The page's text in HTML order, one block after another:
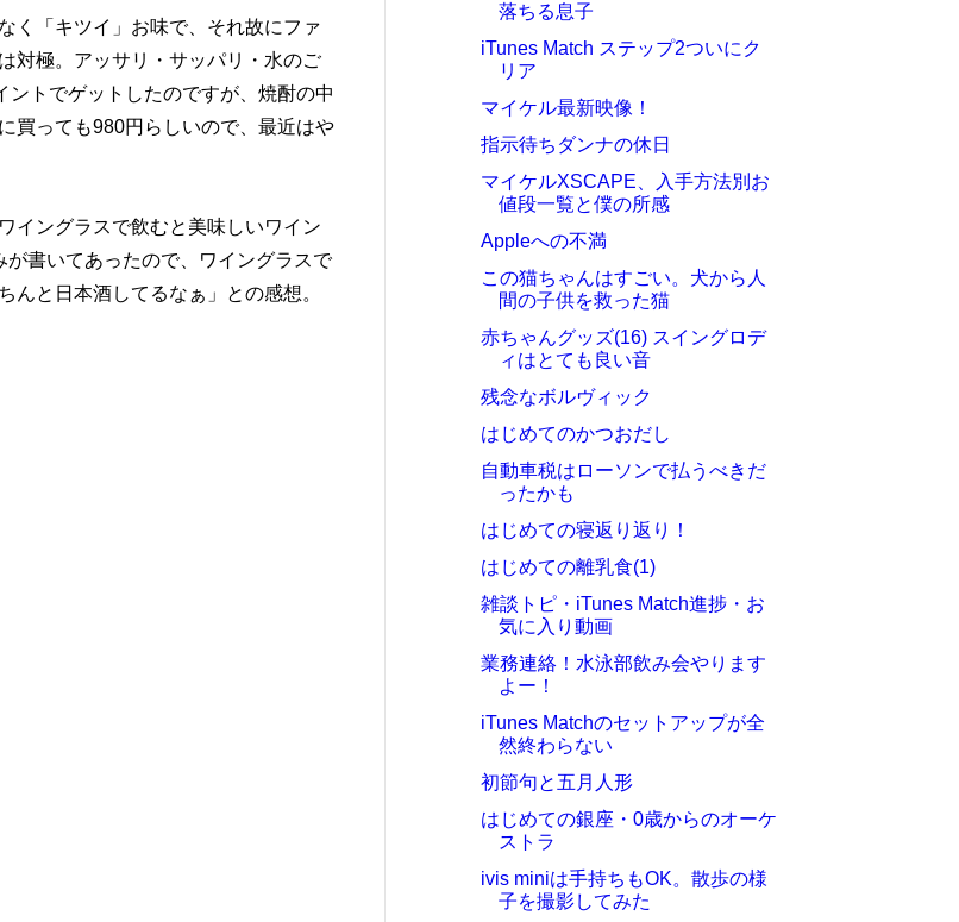
く「キツイ」お味で、それ故にファ
対極。アッサリ・サッパリ・水のご
トでゲットしたのですが、焼酎の中
買っても980円らしいので、最近はや
イングラスで飲むと美味しいワイン
書いてあったので、ワイングラスで
んと日本酒してるなぁ」との感想。
落ちる息子
iTunes Match ステップ2ついにク
リア
マイケル最新映像！
指示待ちダンナの休日
マイケルXSCAPE、入手方法別お
値段一覧と僕の所感
Appleへの不満
この猫ちゃんはすごい。犬から人
間の子供を救った猫
赤ちゃんグッズ(16) スイングロデ
ィはとても良い音
残念なボルヴィック
はじめてのかつおだし
自動車税はローソンで払うべきだ
ったかも
はじめての寝返り返り！
はじめての離乳食(1)
雑談トピ・iTunes Match進捗・お
気に入り動画
業務連絡！水泳部飲み会やります
よー！
iTunes Matchのセットアップが全
然終わらない
初節句と五月人形
はじめての銀座・0歳からのオーケ
ストラ
ivis miniは手持ちもOK。散歩の様
子を撮影してみた